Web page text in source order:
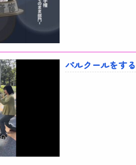
パルクールをす